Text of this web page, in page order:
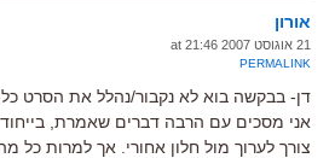
אורון
21 אוגוסט 2007 at 21:46
PERMALINK
דן- בבקשה בוא לא נקבור/נהלל את הסרט
אני מסכים עם הרבה דברים שאמרת,
צורך לערוך מול חלון אחורי. אך למרות כל